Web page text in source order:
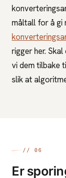
måltall for å gi
rigger her.
vi dem tilbake
slik at
// 06
Er